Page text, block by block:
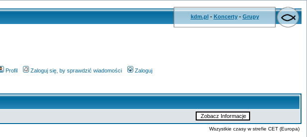
kdm.pl- Koncerty- Grupy
Profil Zaloguj się, by sprawdzić wiadomości Zaloguj
Wszystkie czasy w strefie CET (Europa)